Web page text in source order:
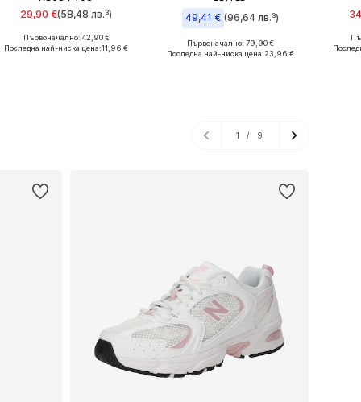
29,90 €(58,48 лв.³)
Налични размери: XS, S, M, L, XXL
Първоначално: 42,90 €
Последна най-ниска цена:11,96 €
49,41 € (96,64 лв.³)
Налични размери: XS, S, M, L, XL
Първоначално: 79,90 €
Последна най-ниска цена:23,96 €
1 / 9